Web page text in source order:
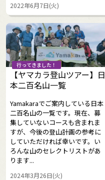
2022年6月7日(火)
行ってきました！
【ヤマカラ登山ツアー】日
本二百名山一覧
Yamakaraでご案内している日本
二百名山の一覧です。現在、募
集していないコースも含まれま
すが、今後の登山計画の参考に
していただければ幸いです。い
ろんな山のセレクトリストがあ
ります...
2024年3月26日(火)